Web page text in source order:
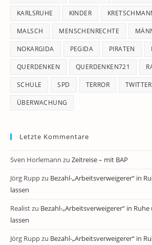
KARLSRUHE KINDER
MALSCH MENSCHENRECHTE
NOKARGIDA PEGIDA PIRATEN
QUERDENKEN QUERDENKEN721
SCHULE SPD TERROR TWITTER
ÜBERWACHUNG
Letzte Kommentare
Sven Horlemann zu Zeitreise – mit BAP
Jörg Ruppzu Bezahl-„Arbeitsverweigerer“ in
lassen
Realistzu Bezahl-„Arbeitsverweigerer“ in
lassen
Jörg Ruppzu Bezahl-„Arbeitsverweigerer“ in